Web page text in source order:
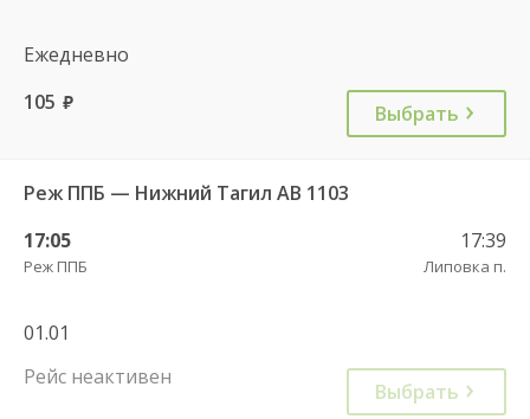
Ежедневно
105 руб. Выбрать
Реж ППБ — Нижний Тагил АВ 1103
17:05
Реж ППБ
17:39
Липовка п.
01.01
Рейс неактивен
Выбрать